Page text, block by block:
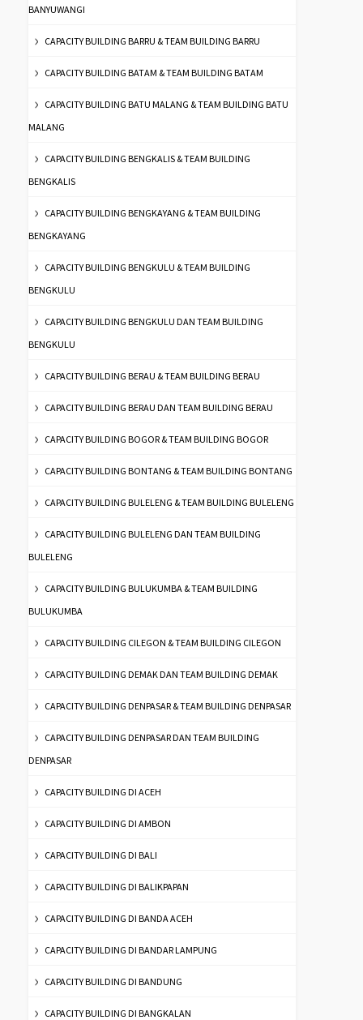
BANYUWANGI
CAPACITY BUILDING BARRU & TEAM BUILDING BARRU
CAPACITY BUILDING BATAM & TEAM BUILDING BATAM
CAPACITY BUILDING BATU MALANG & TEAM BUILDING BATU
MALANG
CAPACITY BUILDING BENGKALIS & TEAM BUILDING
BENGKALIS
CAPACITY BUILDING BENGKAYANG & TEAM BUILDING
BENGKAYANG
CAPACITY BUILDING BENGKULU & TEAM BUILDING
BENGKULU
CAPACITY BUILDING BENGKULU DAN TEAM BUILDING
BENGKULU
CAPACITY BUILDING BERAU & TEAM BUILDING BERAU
CAPACITY BUILDING BERAU DAN TEAM BUILDING BERAU
CAPACITY BUILDING BOGOR & TEAM BUILDING BOGOR
CAPACITY BUILDING BONTANG & TEAM BUILDING BONTANG
CAPACITY BUILDING BULELENG & TEAM BUILDING BULELENG
CAPACITY BUILDING BULELENG DAN TEAM BUILDING
BULELENG
CAPACITY BUILDING BULUKUMBA & TEAM BUILDING
BULUKUMBA
CAPACITY BUILDING CILEGON & TEAM BUILDING CILEGON
CAPACITY BUILDING DEMAK DAN TEAM BUILDING DEMAK
CAPACITY BUILDING DENPASAR & TEAM BUILDING DENPASAR
CAPACITY BUILDING DENPASAR DAN TEAM BUILDING
DENPASAR
CAPACITY BUILDING DI ACEH
CAPACITY BUILDING DI AMBON
CAPACITY BUILDING DI BALI
CAPACITY BUILDING DI BALIKPAPAN
CAPACITY BUILDING DI BANDA ACEH
CAPACITY BUILDING DI BANDAR LAMPUNG
CAPACITY BUILDING DI BANDUNG
CAPACITY BUILDING DI BANGKALAN